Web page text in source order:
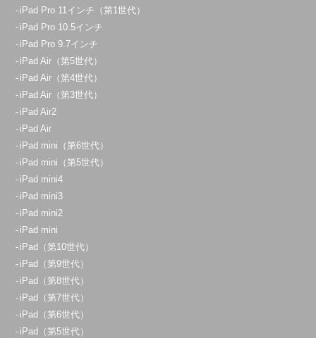
iPad Pro 11インチ（第1世代）
iPad Pro 10.5インチ
iPad Pro 9.7インチ
iPad Air（第5世代）
iPad Air（第4世代）
iPad Air（第3世代）
iPad Air2
iPad Air
iPad mini（第6世代）
iPad mini（第5世代）
iPad mini4
iPad mini3
iPad mini2
iPad mini
iPad（第10世代）
iPad（第9世代）
iPad（第8世代）
iPad（第7世代）
iPad（第6世代）
iPad（第5世代）